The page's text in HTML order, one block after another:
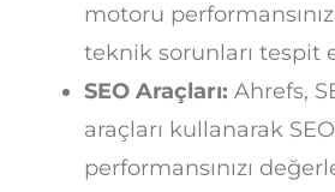
motoru
teknik sorunları tespit
SEO Araçları: Ahrefs,
araçları kullanarak SEO
performansınızı